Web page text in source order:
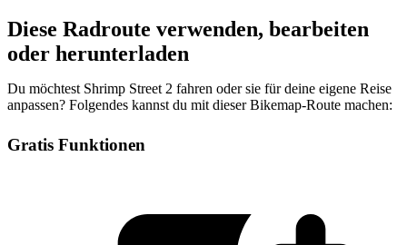
Diese Radroute verwenden, bearbeiten
oder herunterladen
Du möchtest Shrimp Street 2 fahren oder sie für deine eigene Reise
anpassen? Folgendes kannst du mit dieser Bikemap-Route machen:
Gratis Funktionen